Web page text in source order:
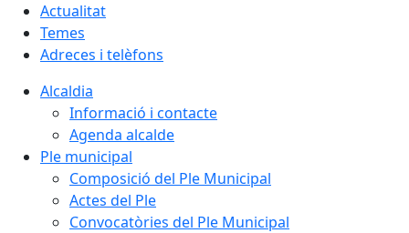
Actualitat
Temes
Adreces i telèfons
Alcaldia
Informació i contacte
Agenda alcalde
Ple municipal
Composició del Ple Municipal
Actes del Ple
Convocatòries del Ple Municipal